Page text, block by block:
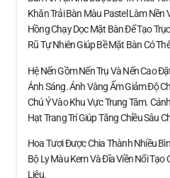
Khăn Trải Bàn Màu Pastel Làm Nền
Hồng Chạy Dọc Mặt Bàn Để Tạo
Rũ Tự Nhiên Giúp Bề Mặt Bàn Có
Hệ Nến Gồm Nến Trụ Và Nến Cao
Ánh Sáng. Ánh Vàng Ấm Giảm Độ
Chú Ý Vào Khu Vực Trung Tâm.
Hạt Trang Trí Giúp Tăng Chiều Sâu
Hoa Tươi Được Chia Thành Nhiều
Bộ Ly Màu Kem Và Đĩa Viền Nổi Tạo
Liệu.